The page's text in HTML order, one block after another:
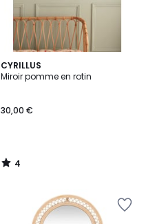
CYRILLUS
Miroir pomme en rotin
30,00 €
4
/
4
/